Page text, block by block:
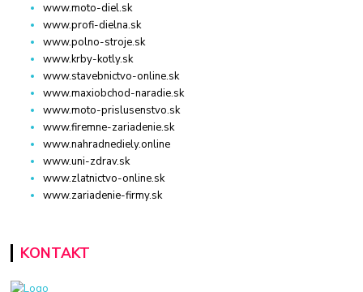
www.moto-diel.sk
www.profi-dielna.sk
www.polno-stroje.sk
www.krby-kotly.sk
www.stavebnictvo-online.sk
www.maxiobchod-naradie.sk
www.moto-prislusenstvo.sk
www.firemne-zariadenie.sk
www.nahradnediely.online
www.uni-zdrav.sk
www.zlatnictvo-online.sk
www.zariadenie-firmy.sk
KONTAKT